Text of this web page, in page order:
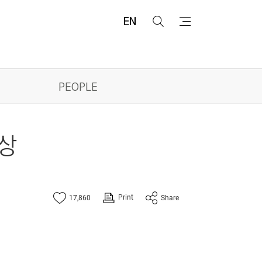
EN
검
PEOPLE
17,860 Print Share